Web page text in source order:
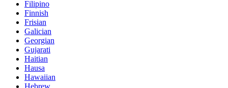
Filipino
Finnish
Frisian
Galician
Georgian
Gujarati
Haitian
Hausa
Hawaiian